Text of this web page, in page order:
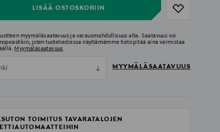
LISÄÄ OSTOSKORIIN
myymäläsaatavuus ja varausmahdollisuus alta. Saatavuus voi
joten tuotetiedoissa näyttämämme tieto pitää aina varmistaa
Myymäläsaatavuus
MYYMÄLÄSAATAVUUS
TOIMITUS TAVARATALOJEN